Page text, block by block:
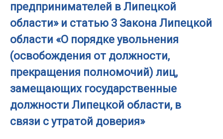
предпринимателей в Липецкой
области» и статью 3 Закона Липецкой
области «О порядке увольнения
(освобождения от должности,
прекращения полномочий) лиц,
замещающих государственные
должности Липецкой области, в
связи с утратой доверия»